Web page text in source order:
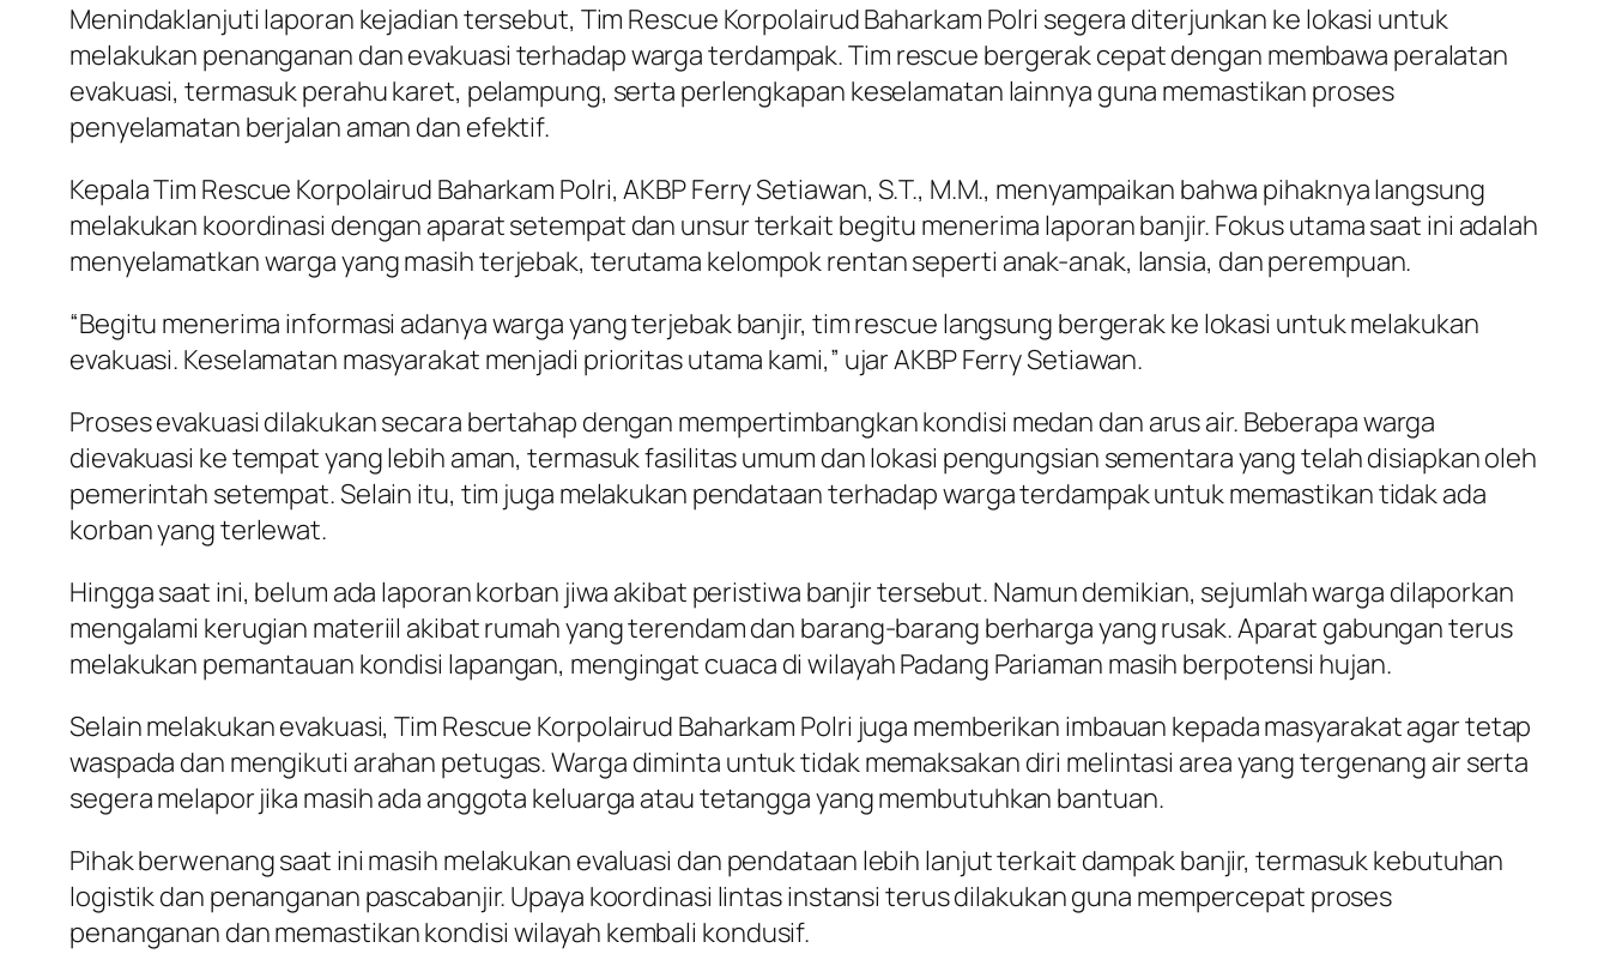
Menindaklanjuti laporan kejadian tersebut, Tim Rescue Korpolairud Baharkam Polri segera diterjunkan ke lokasi untuk
melakukan penanganan dan evakuasi terhadap warga terdampak. Tim rescue bergerak cepat dengan membawa peralatan
evakuasi, termasuk perahu karet, pelampung, serta perlengkapan keselamatan lainnya guna memastikan proses
penyelamatan berjalan aman dan efektif.
Kepala Tim Rescue Korpolairud Baharkam Polri, AKBP Ferry Setiawan, S.T., M.M., menyampaikan bahwa pihaknya langsung
melakukan koordinasi dengan aparat setempat dan unsur terkait begitu menerima laporan banjir. Fokus utama saat ini adalah
menyelamatkan warga yang masih terjebak, terutama kelompok rentan seperti anak-anak, lansia, dan perempuan.
“Begitu menerima informasi adanya warga yang terjebak banjir, tim rescue langsung bergerak ke lokasi untuk melakukan
evakuasi. Keselamatan masyarakat menjadi prioritas utama kami,” ujar AKBP Ferry Setiawan.
Proses evakuasi dilakukan secara bertahap dengan mempertimbangkan kondisi medan dan arus air. Beberapa warga
dievakuasi ke tempat yang lebih aman, termasuk fasilitas umum dan lokasi pengungsian sementara yang telah disiapkan oleh
pemerintah setempat. Selain itu, tim juga melakukan pendataan terhadap warga terdampak untuk memastikan tidak ada
korban yang terlewat.
Hingga saat ini, belum ada laporan korban jiwa akibat peristiwa banjir tersebut. Namun demikian, sejumlah warga dilaporkan
mengalami kerugian materiil akibat rumah yang terendam dan barang-barang berharga yang rusak. Aparat gabungan terus
melakukan pemantauan kondisi lapangan, mengingat cuaca di wilayah Padang Pariaman masih berpotensi hujan.
Selain melakukan evakuasi, Tim Rescue Korpolairud Baharkam Polri juga memberikan imbauan kepada masyarakat agar tetap
waspada dan mengikuti arahan petugas. Warga diminta untuk tidak memaksakan diri melintasi area yang tergenang air serta
segera melapor jika masih ada anggota keluarga atau tetangga yang membutuhkan bantuan.
Pihak berwenang saat ini masih melakukan evaluasi dan pendataan lebih lanjut terkait dampak banjir, termasuk kebutuhan
logistik dan penanganan pascabanjir. Upaya koordinasi lintas instansi terus dilakukan guna mempercepat proses
penanganan dan memastikan kondisi wilayah kembali kondusif.